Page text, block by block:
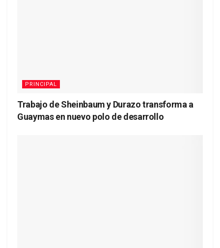
PRINCIPAL
Trabajo de Sheinbaum y Durazo transforma a
Guaymas en nuevo polo de desarrollo